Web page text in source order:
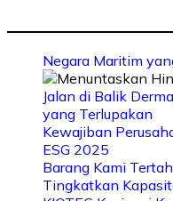
Negara Maritim
Jalan di Balik
yang Terlupakan
Kewajiban
ESG 2025
Barang Kami
Tingkatkan